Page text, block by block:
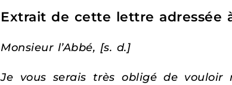
Extrait de cette lettre adressée
Monsieur l’Abbé, [s. d.]
Je vous serais très obligé de vouloir